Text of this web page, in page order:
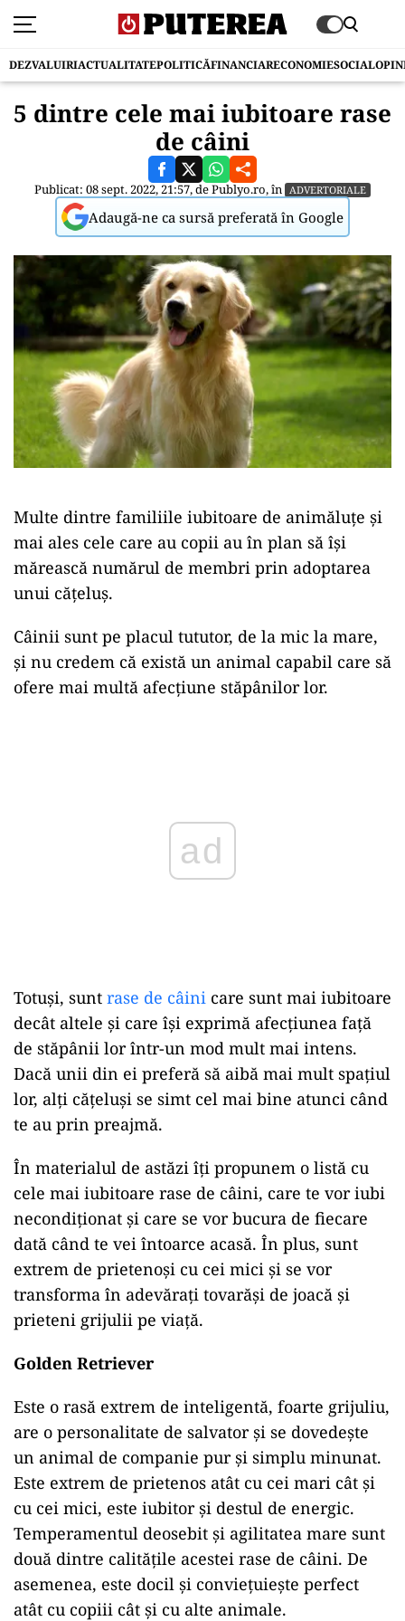
DEZVALUIRIACTUALITATEPOLITICĂFINANCIARECONOMIESOCIAL
5 dintre cele mai iubitoare rase
de câini
Publicat: 08 sept. 2022, 21:57, dePublyo.ro, în ADVERTORIALE
Adaugă-ne ca sursă preferată în Google
Multe dintre familiile iubitoare de animăluțe și
mai ales cele care au copii au în plan să își
mărească numărul de membri prin adoptarea
unui cățeluș.
Câinii sunt pe placul tututor, de la mic la mare,
și nu credem că există un animal capabil care să
ofere mai multă afecțiune stăpânilor lor.
Totuși, sunt rase de câini care sunt mai iubitoare
decât altele și care își exprimă afecțiunea față
de stăpânii lor într-un mod mult mai intens.
Dacă unii din ei preferă să aibă mai mult spațiul
lor, alți cățeluși se simt cel mai bine atunci când
te au prin preajmă.
În materialul de astăzi îți propunem o listă cu
cele mai iubitoare rase de câini, care te vor iubi
necondiționat și care se vor bucura de fiecare
dată când te vei întoarce acasă. În plus, sunt
extrem de prietenoși cu cei mici și se vor
transforma în adevărați tovarăși de joacă și
prieteni grijulii pe viață.
Golden Retriever
Este o rasă extrem de inteligentă, foarte grijuliu,
are o personalitate de salvator și se dovedește
un animal de companie pur și simplu minunat.
Este extrem de prietenos atât cu cei mari cât și
cu cei mici, este iubitor și destul de energic.
Temperamentul deosebit și agilitatea mare sunt
două dintre calitățile acestei rase de câini. De
asemenea, este docil și conviețuiește perfect
atât cu copiii cât și cu alte animale.